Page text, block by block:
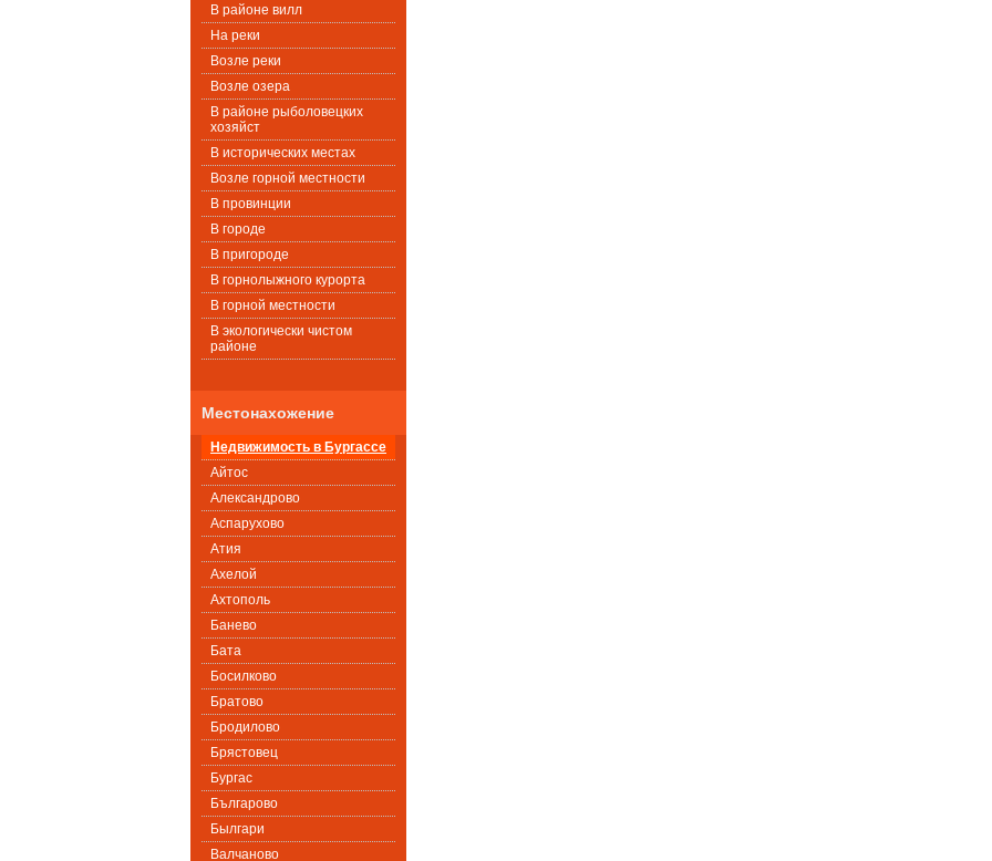
В районе вилл
На реки
Возле реки
Возле озера
В районе рыболовецких
хозяйст
В исторических местах
Возле горной местности
В провинции
В городе
В пригороде
В горнолыжного курорта
В горной местности
В экологически чистом
районе
Местонахожение
Недвижимость в Бургассе
Айтос
Александрово
Аспарухово
Атия
Ахелой
Ахтополь
Банево
Бата
Босилково
Братово
Бродилово
Брястовец
Бургас
Българово
Былгари
Валчаново